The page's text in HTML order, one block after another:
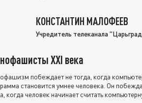
КОНСТАНТИН МАЛОФЕЕВ
Учредитель телеканала
XXI века
побеждает не тогда, когда
становится умнее человека. Он
когда человек начинает считать